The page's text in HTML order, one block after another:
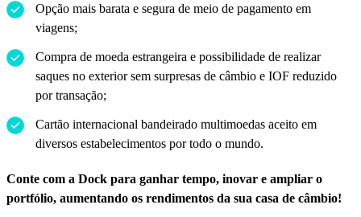
Opção mais barata e segura de meio de pagamento em
viagens;
Compra de moeda estrangeira e possibilidade de realizar
saques no exterior sem surpresas de câmbio e IOF reduzido
por transação;
Cartão internacional bandeirado multimoedas aceito em
diversos estabelecimentos por todo o mundo.
Conte com a Dock para ganhar tempo, inovar e ampliar o
portfólio, aumentando os rendimentos da sua casa de câmbio!